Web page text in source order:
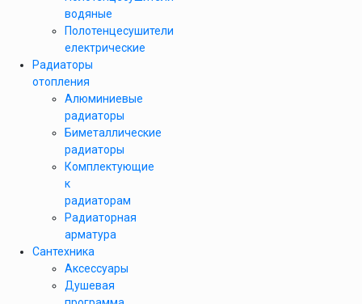
водяные
Полотенцесушители
електрические
Радиаторы
отопления
Алюминиевые
радиаторы
Биметаллические
радиаторы
Комплектующие
к
радиаторам
Радиаторная
арматура
Сантехника
Аксессуары
Душевая